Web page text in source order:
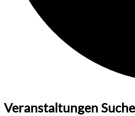
Veranstaltungen
Veranstaltungen